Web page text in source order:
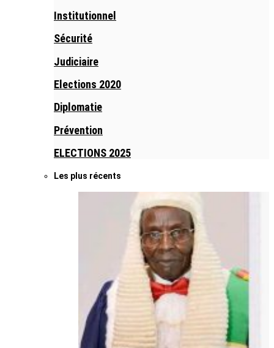
Institutionnel
Sécurité
Judiciaire
Elections 2020
Diplomatie
Prévention
ELECTIONS 2025
Les plus récents